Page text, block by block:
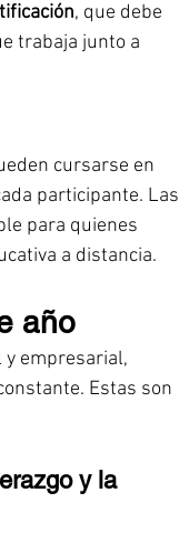
, que debe
trabaja junto a
cursarse en
participante. Las
para quienes
a distancia.
año
empresarial,
Estas son
y la